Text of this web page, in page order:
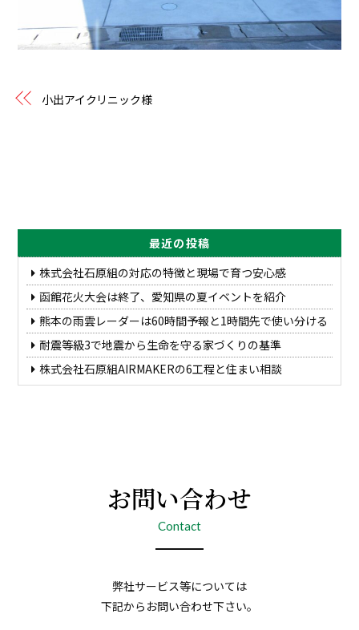
小出アイクリニック様
最近の投稿
株式会社石原組の対応の特徴と現場で育つ安心感
函館花火大会は終了、愛知県の夏イベントを紹介
熊本の雨雲レーダーは60時間予報と1時間先で使い分ける
耐震等級3で地震から生命を守る家づくりの基準
株式会社石原組AIRMAKERの6工程と住まい相談
お問い合わせ
Contact
弊社サービス等については
下記からお問い合わせ下さい。